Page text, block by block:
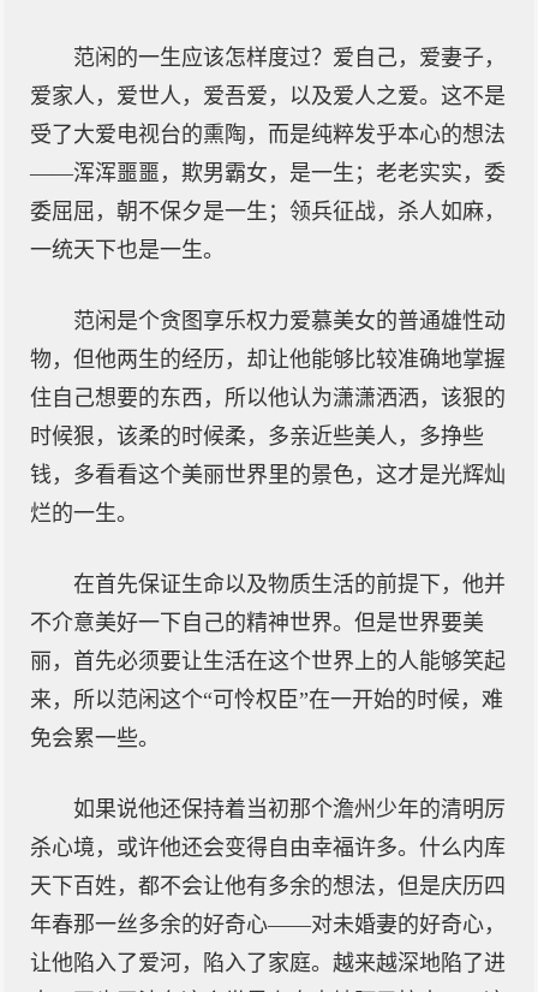
范闲的一生应该怎样度过？爱自己，爱妻子，
爱家人，爱世人，爱吾爱，以及爱人之爱。这不是
受了大爱电视台的熏陶，而是纯粹发乎本心的想法
——浑浑噩噩，欺男霸女，是一生；老老实实，委
委屈屈，朝不保夕是一生；领兵征战，杀人如麻，
一统天下也是一生。
范闲是个贪图享乐权力爱慕美女的普通雄性动
物，但他两生的经历，却让他能够比较准确地掌握
住自己想要的东西，所以他认为潇潇洒洒，该狠的
时候狠，该柔的时候柔，多亲近些美人，多挣些
钱，多看看这个美丽世界里的景色，这才是光辉灿
烂的一生。
在首先保证生命以及物质生活的前提下，他并
不介意美好一下自己的精神世界。但是世界要美
丽，首先必须要让生活在这个世界上的人能够笑起
来，所以范闲这个“可怜权臣”在一开始的时候，难
免会累一些。
如果说他还保持着当初那个澹州少年的清明厉
杀心境，或许他还会变得自由幸福许多。什么内库
天下百姓，都不会让他有多余的想法，但是庆历四
年春那一丝多余的好奇心——对未婚妻的好奇心，
让他陷入了爱河，陷入了家庭。越来越深地陷了进